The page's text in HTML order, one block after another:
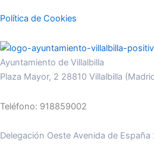
Política de Cookies
Ayuntamiento de Villalbilla
Plaza Mayor, 2 28810 Villalbilla
Teléfono: 918859002
Delegación Oeste Avenida de